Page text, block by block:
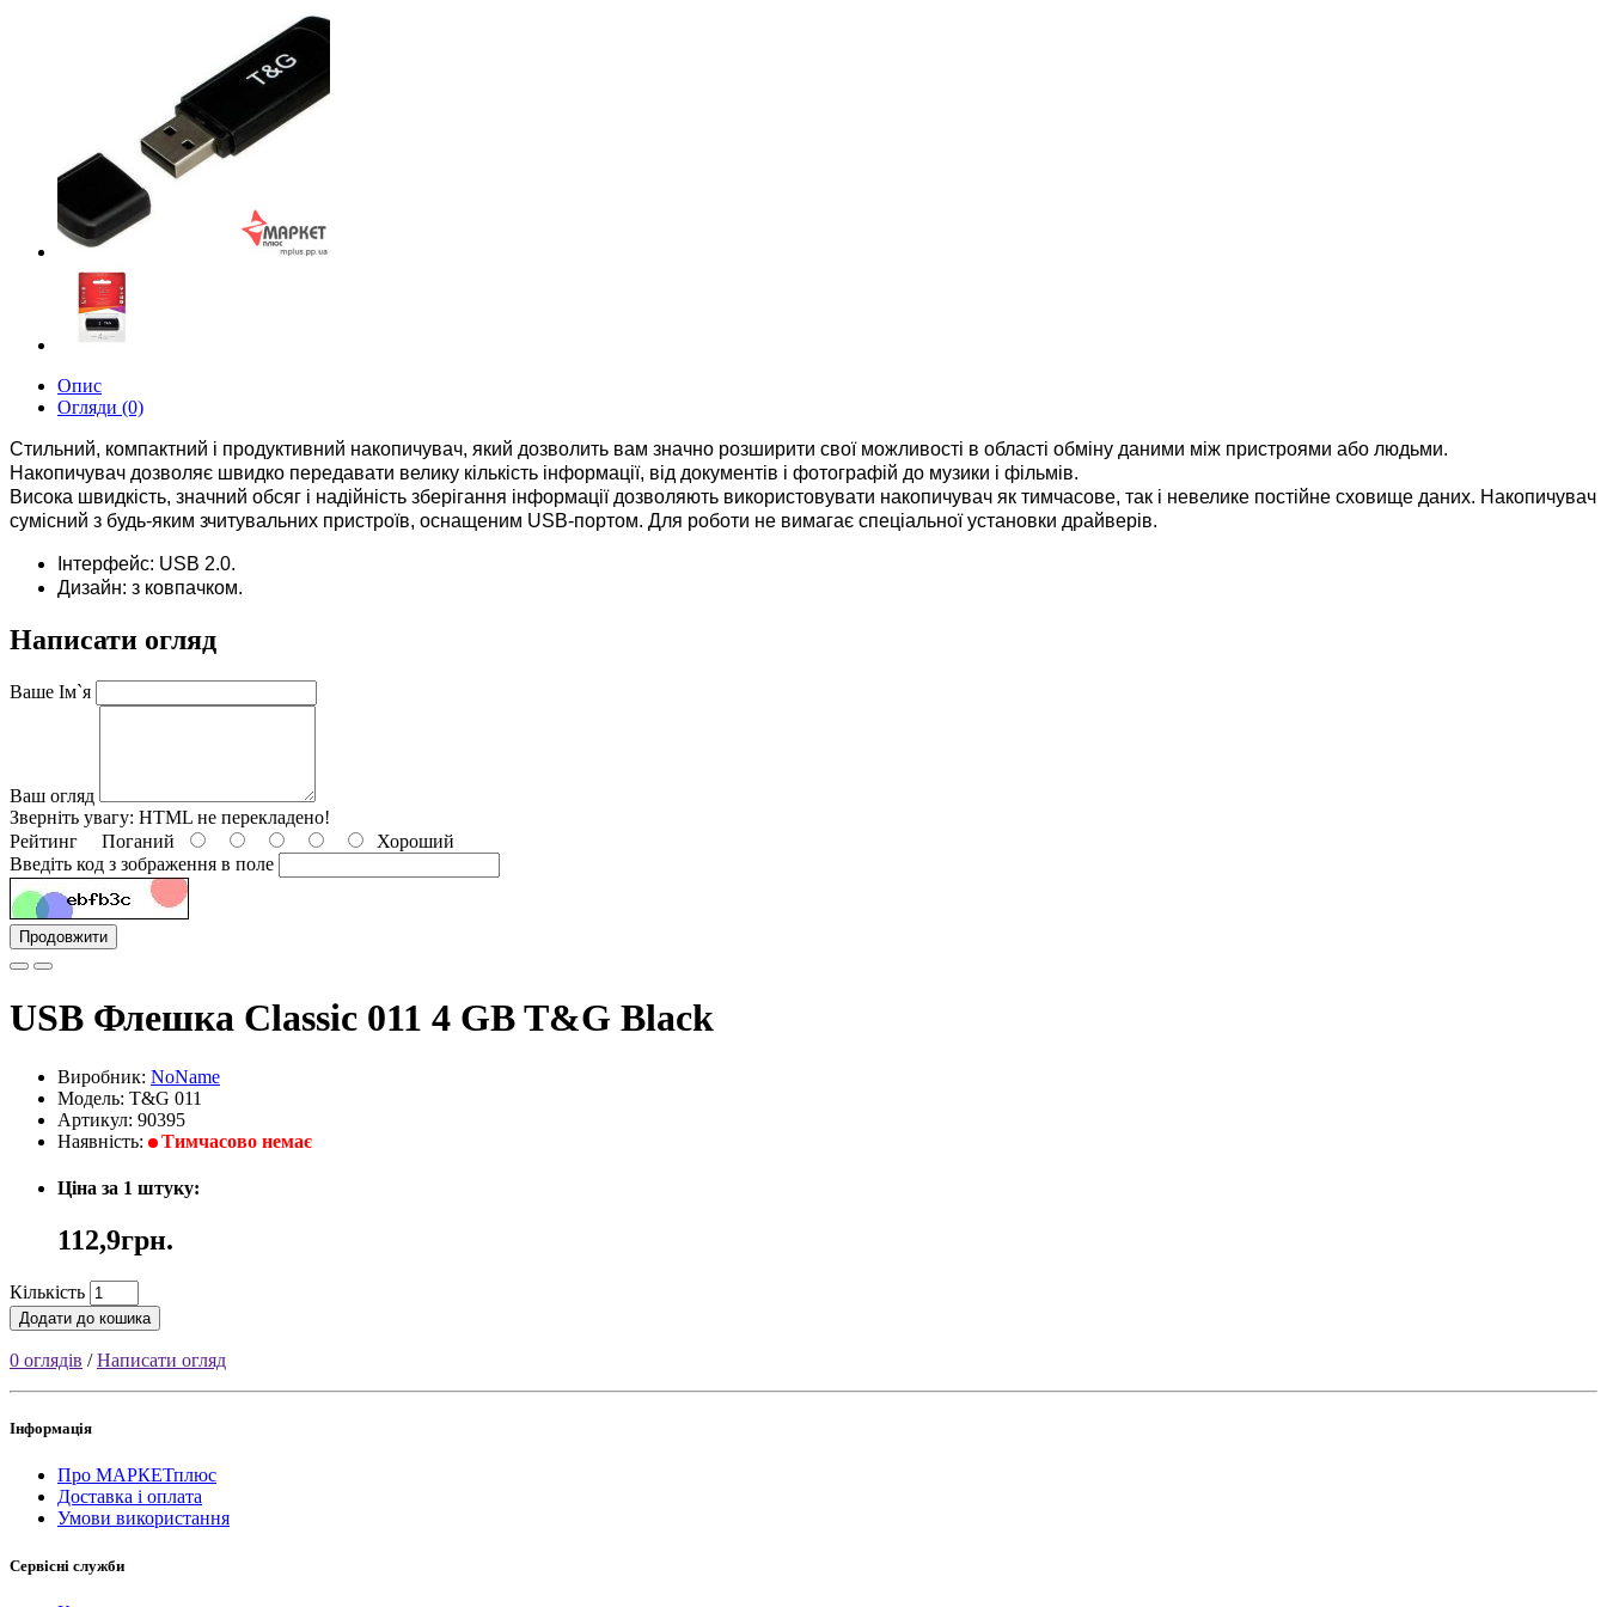
Опис
Огляди (0)
Стильний, компактний і продуктивний накопичувач, який дозволить вам значно розширити свої можливості в області обміну даними між пристроями або людьми.
Накопичувач дозволяє швидко передавати велику кількість інформації, від документів і фотографій до музики і фільмів.
Висока швидкість, значний обсяг і надійність зберігання інформації дозволяють використовувати накопичувач як тимчасове, так і невелике постійне сховище даних. Накопичувач
сумісний з будь-яким зчитувальних пристроїв, оснащеним USB-портом. Для роботи не вимагає спеціальної установки драйверів.
Інтерфейс: USB 2.0.
Дизайн: з ковпачком.
Написати огляд
Ваше Ім`я
Ваш огляд
Зверніть увагу: HTML не перекладено!
Рейтинг Поганий
Хороший
Введіть код з зображення в поле
Продовжити
USB Флешка Classic 011 4 GB T&G Black
Виробник: NoName
Модель: T&G 011
Артикул: 90395
Наявність:
Тимчасово немає
Ціна за 1 штуку:
112,9грн.
Кількість
Додати до кошика
0 оглядів /Написати огляд
Інформація
Про МАРКЕТплюс
Доставка і оплата
Умови використання
Сервісні служби